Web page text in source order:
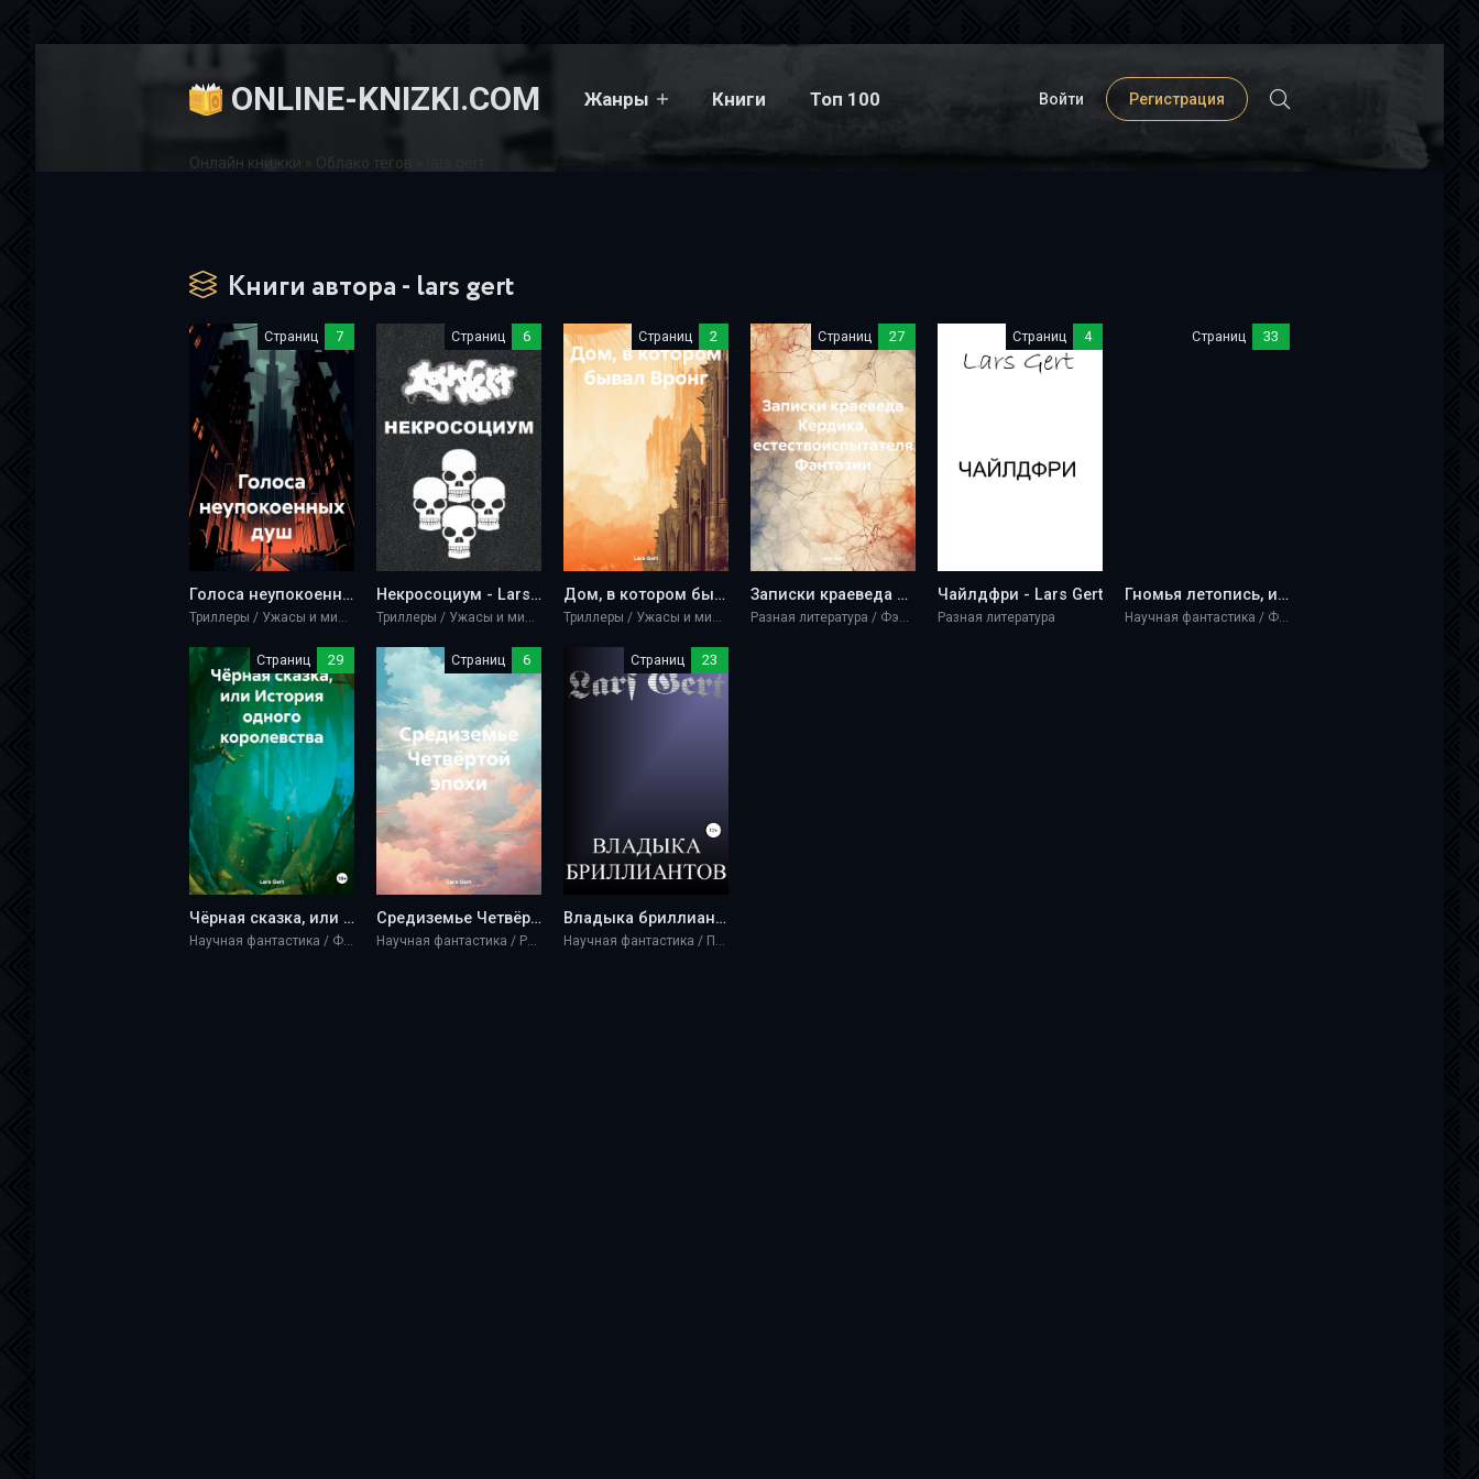
ONLINE-KNIZKI.COM Жанры Книги Топ 100 Войти Регистрация
Онлайн книжки Облако тегов
Книги автора - lars gert
Страниц 7
Голоса неупокоенных душ - Lars Gert
Триллеры / Ужасы и мистика
Страниц 6
Некросоциум - Lars Gert
Триллеры / Ужасы и мистика
Страниц 2
Дом, в котором бывал Вронг - Lars Gert
Триллеры / Ужасы и мистика
Страниц 27
Записки краеведа Кердика, естествоиспытателя Фантазии - Lars Gert
Разная литература / Фэнтези
Страниц 4
Чайлдфри - Lars Gert
Разная литература
Страниц 33
Гномья летопись, или Быль об Олвине - Lars Gert
Научная фантастика / Фэнтези
Страниц 29
Чёрная сказка, или История одного королевства - Lars Gert
Научная фантастика / Фэнтези
Страниц 6
Средиземье Четвёртой эпохи - Lars Gert
Научная фантастика / Разная литература / Фэнтези
Страниц 23
Владыка бриллиантов - Lars Gert
Научная фантастика / Приключение / Разная литература